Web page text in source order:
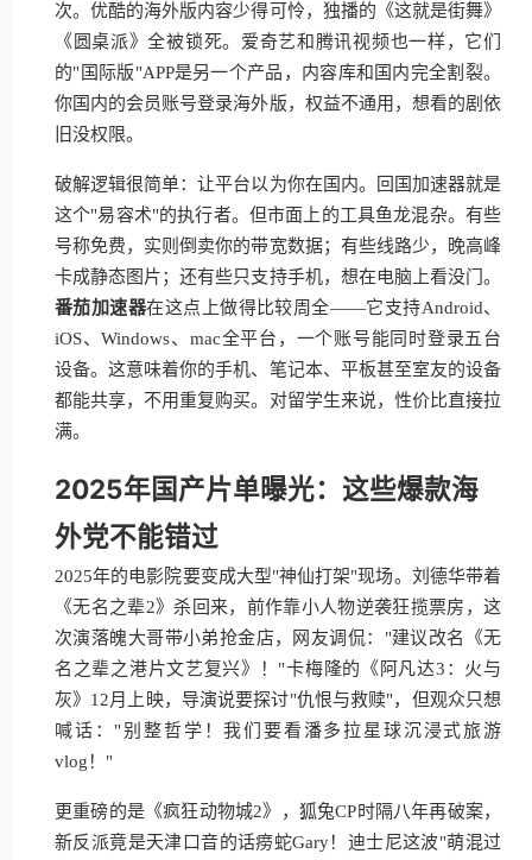
次。优酷的海外版内容少得可怜，独播的《这就是街舞》
《圆桌派》全被锁死。爱奇艺和腾讯视频也一样，它们
的"国际版"APP是另一个产品，内容库和国内完全割裂。
你国内的会员账号登录海外版，权益不通用，想看的剧依
旧没权限。
破解逻辑很简单：让平台以为你在国内。回国加速器就是
这个"易容术"的执行者。但市面上的工具鱼龙混杂。有些
号称免费，实则倒卖你的带宽数据；有些线路少，晚高峰
卡成静态图片；还有些只支持手机，想在电脑上看没门。
番茄加速器在这点上做得比较周全——它支持Android、
iOS、Windows、mac全平台，一个账号能同时登录五台
设备。这意味着你的手机、笔记本、平板甚至室友的设备
都能共享，不用重复购买。对留学生来说，性价比直接拉
满。
2025年国产片单曝光：这些爆款海
外党不能错过
2025年的电影院要变成大型"神仙打架"现场。刘德华带着
《无名之辈2》杀回来，前作靠小人物逆袭狂揽票房，这
次演落魄大哥带小弟抢金店，网友调侃："建议改名《无
名之辈之港片文艺复兴》！"卡梅隆的《阿凡达3：火与
灰》12月上映，导演说要探讨"仇恨与救赎"，但观众只想
喊话："别整哲学！我们要看潘多拉星球沉浸式旅游
vlog！"
更重磅的是《疯狂动物城2》，狐兔CP时隔八年再破案，
新反派竟是天津口音的话痨蛇Gary！迪士尼这波"萌混过